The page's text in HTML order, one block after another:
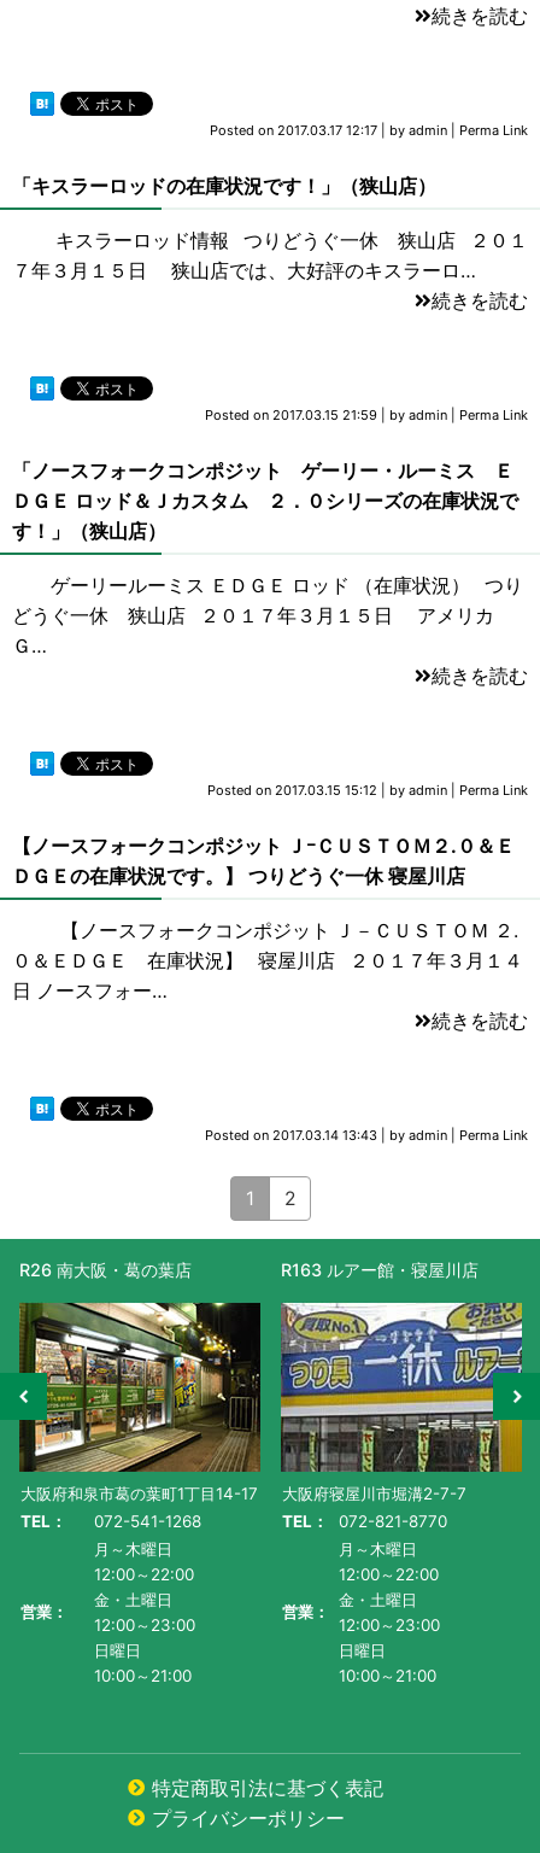
続きを読む
Posted on 2017.03.17 12:17 by admin Perma Link
「キスラーロッドの在庫状況です！」（狭山店）
キスラーロッド情報 つりどうぐ一休 狭山店 ２０１
７年３月１５日 狭山店では、大好評のキスラーロ…
続きを読む
Posted on 2017.03.15 21:59 by admin Perma Link
「ノースフォークコンポジット ゲーリー・ルーミス Ｅ
ＤＧＥ ロッド＆Ｊカスタム ２．０シリーズの在庫状況で
す！」（狭山店）
ゲーリールーミス ＥＤＧＥ ロッド （在庫状況） つり
どうぐ一休 狭山店 ２０１７年３月１５日 アメリカ
Ｇ…
続きを読む
Posted on 2017.03.15 15:12 by admin Perma Link
【ノースフォークコンポジット ＪｰＣＵＳＴＯＭ２.０＆Ｅ
ＤＧＥの在庫状況です。】 つりどうぐ一休 寝屋川店
【ノースフォークコンポジット Ｊ－ＣＵＳＴＯＭ ２.
０＆ＥＤＧＥ 在庫状況】 寝屋川店 ２０１７年３月１４
日 ノースフォー…
続きを読む
Posted on 2017.03.14 13:43 by admin Perma Link
1 2
R26 南大阪・葛の葉店
大阪府和泉市葛の葉町1丁目14-17
TEL：
072-541-1268
営業：
月～木曜日
12:00～22:00
金・土曜日
12:00～23:00
日曜日
10:00～21:00
R163 ルアー館・寝屋川店
大阪府寝屋川市堀溝2-7-7
TEL：
072-821-8770
営業：
月～木曜日
12:00～22:00
金・土曜日
12:00～23:00
日曜日
10:00～21:00
特定商取引法に基づく表記
プライバシーポリシー